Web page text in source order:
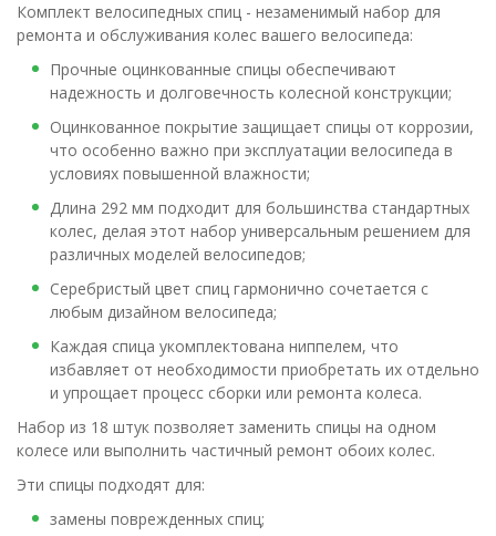
Комплект велосипедных спиц - незаменимый набор для
ремонта и обслуживания колес вашего велосипеда:
Прочные оцинкованные спицы обеспечивают
надежность и долговечность колесной конструкции;
Оцинкованное покрытие защищает спицы от коррозии,
что особенно важно при эксплуатации велосипеда в
условиях повышенной влажности;
Длина 292 мм подходит для большинства стандартных
колес, делая этот набор универсальным решением для
различных моделей велосипедов;
Серебристый цвет спиц гармонично сочетается с
любым дизайном велосипеда;
Каждая спица укомплектована ниппелем, что
избавляет от необходимости приобретать их отдельно
и упрощает процесс сборки или ремонта колеса.
Набор из 18 штук позволяет заменить спицы на одном
колесе или выполнить частичный ремонт обоих колес.
Эти спицы подходят для:
замены поврежденных спиц;